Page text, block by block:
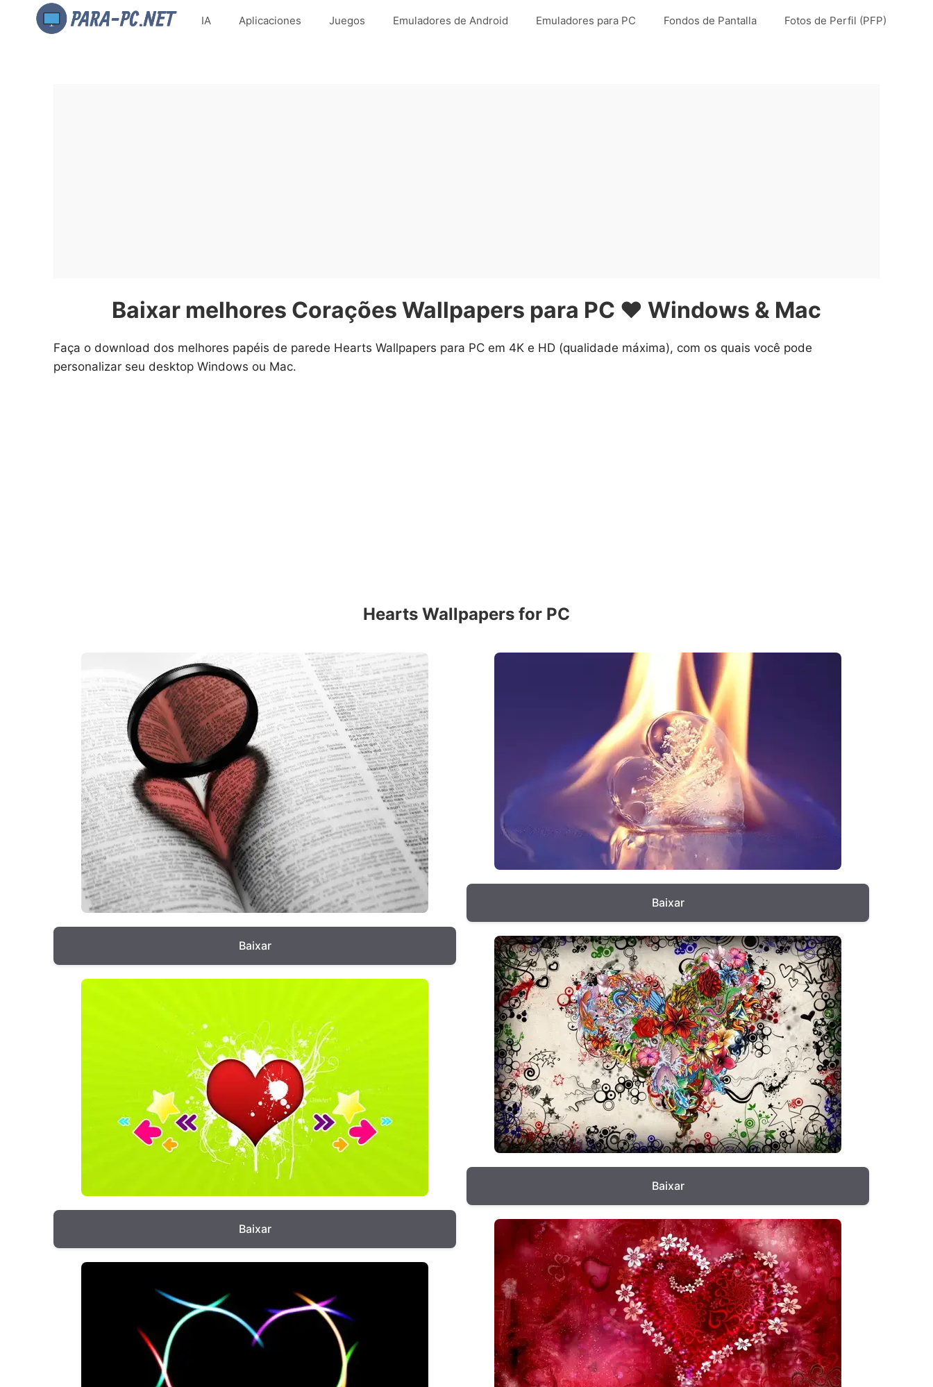
IA Aplicaciones Juegos Emuladores de Android Emuladores para PC Fondos de Pantalla Fotos de Perfil (PFP)
Baixar melhores Corações Wallpapers para PC ❤️ Windows & Mac
Faça o download dos melhores papéis de parede Hearts Wallpapers para PC em 4K e HD (qualidade máxima), com os quais você pode
personalizar seu desktop Windows ou Mac.
Hearts Wallpapers for PC
Baixar
Baixar
Baixar
Baixar